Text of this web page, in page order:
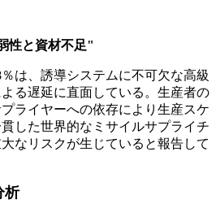
性と資材不足"
は、誘導システムに不可欠な高級
る遅延に直面している。生産者の
ライヤーへの依存により生産スケ
した世界的なミサイルサプライチ
なリスクが生じていると報告して
析